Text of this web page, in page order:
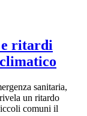
e ritardi
sanitaria,
un ritardo
comuni il